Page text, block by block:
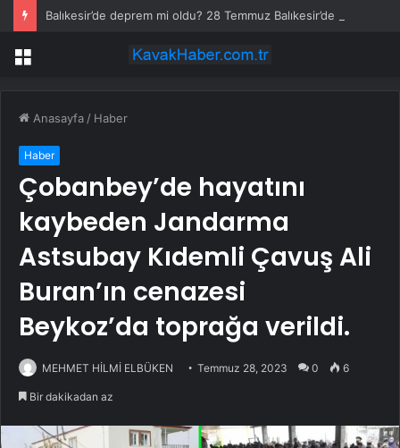
Menü
Anasayfa / Haber
Haber
Çobanbey’de hayatını
kaybeden Jandarma
Astsubay Kıdemli Çavuş Ali
Buran’ın cenazesi
Beykoz’da toprağa verildi.
MEHMET HİLMİ ELBÜKEN Temmuz 28, 2023 0 6
Bir dakikadan az